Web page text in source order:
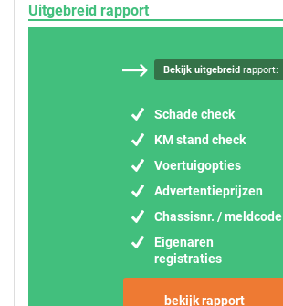
Uitgebreid rapport
Bekijk uitgebreidrapport:
Schade check
KM stand check
Voertuigopties
Advertentieprijzen
Chassisnr. / meldcode
Eigenaren
registraties
bekijk rapport